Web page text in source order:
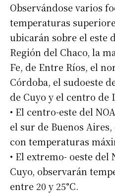
Observándose varios
temperaturas
ubicarán sobre el este
Región del Chaco, la
Fe, de Entre Ríos, el
Córdoba, el sudoeste
de Cuyo y el centro de
• El centro-este del
el sur de Buenos
con temperaturas
• El extremo- oeste del
Cuyo, observarán
entre 20 y 25°C.